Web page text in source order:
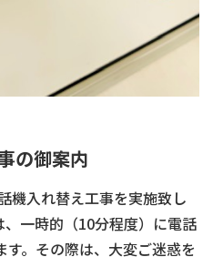
の御案内
機入れ替え工事を実施致し
、一時的（10分程度）に電話
。その際は、大変ご迷惑を